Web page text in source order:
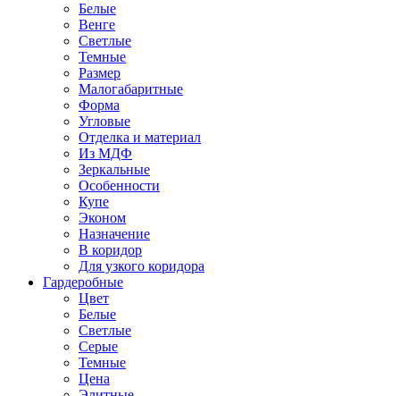
Белые
Венге
Светлые
Темные
Размер
Малогабаритные
Форма
Угловые
Отделка и материал
Из МДФ
Зеркальные
Особенности
Купе
Эконом
Назначение
В коридор
Для узкого коридора
Гардеробные
Цвет
Белые
Светлые
Серые
Темные
Цена